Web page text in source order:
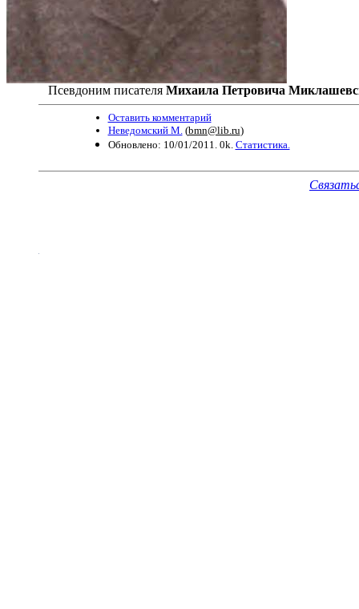
Псевдоним писателя Михаила Петровича
Оставить комментарий
Неведомский М. (bmn@lib.ru)
Обновлено: 10/01/2011. 0k. Статистика.